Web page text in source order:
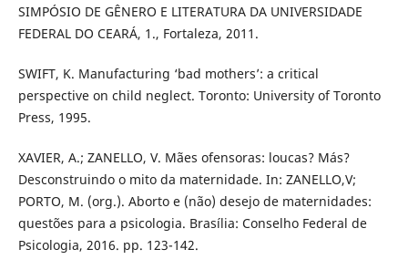
SIMPÓSIO DE GÊNERO E LITERATURA DA UNIVERSIDADE
FEDERAL DO CEARÁ, 1., Fortaleza, 2011.
SWIFT, K. Manufacturing ‘bad mothers’: a critical
perspective on child neglect. Toronto: University of Toronto
Press, 1995.
XAVIER, A.; ZANELLO, V. Mães ofensoras: loucas? Más?
Desconstruindo o mito da maternidade. In: ZANELLO,V;
PORTO, M. (org.). Aborto e (não) desejo de maternidades:
questões para a psicologia. Brasília: Conselho Federal de
Psicologia, 2016. pp. 123-142.